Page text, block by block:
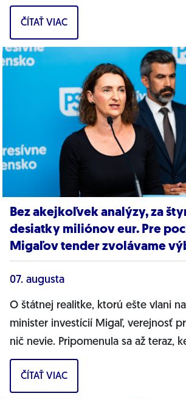
pravdepodobne z Ruska. Dnes
dôkazy,...
ČÍTAŤ VIAC
Bez akejkoľvek analýzy, za
desiatky miliónov eur. Pre
Migaľov tender zvolávame
07. augusta
O štátnej realitke, ktorú ešte vlani
minister investícií Migaľ, verejnosť
nič nevie. Pripomenula sa až teraz,
bizarnú výzvu na nákup...
ČÍTAŤ VIAC